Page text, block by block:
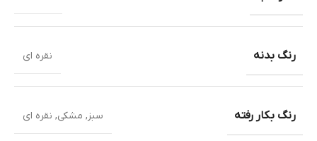
رنگ بدنه نقره ای
رنگ بکار رفته سبز, مشکی, نقره ای